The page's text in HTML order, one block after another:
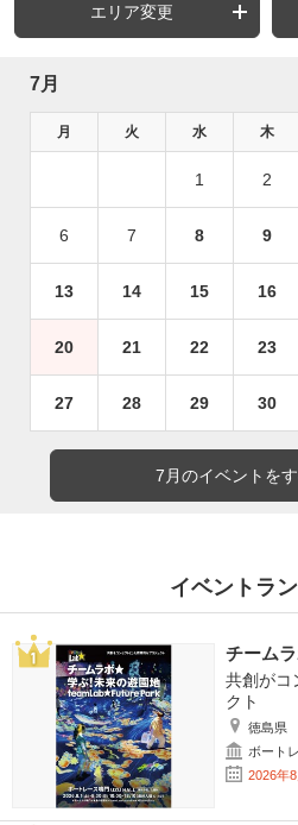
エリア変更
7月
月 火 水 木
1 2
6 7 8 9
13 14 15 16
20 21 22 23
27 28 29 30
7月のイベントを
イベントラ
チーム
共創が
クト
徳島県
ボート
2026年